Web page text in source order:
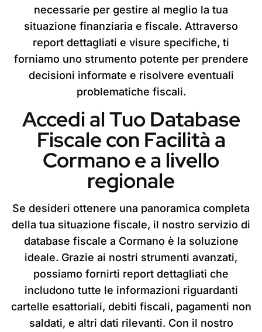
necessarie per gestire al meglio la tua
situazione finanziaria e fiscale. Attraverso
report dettagliati e visure specifiche, ti
forniamo uno strumento potente per prendere
decisioni informate e risolvere eventuali
problematiche fiscali.
Accedi al Tuo Database
Fiscale con Facilità a
Cormano e a livello
regionale
Se desideri ottenere una panoramica completa
della tua situazione fiscale, il nostro servizio di
database fiscale a Cormano è la soluzione
ideale. Grazie ai nostri strumenti avanzati,
possiamo fornirti report dettagliati che
includono tutte le informazioni riguardanti
cartelle esattoriali, debiti fiscali, pagamenti non
saldati, e altri dati rilevanti. Con il nostro